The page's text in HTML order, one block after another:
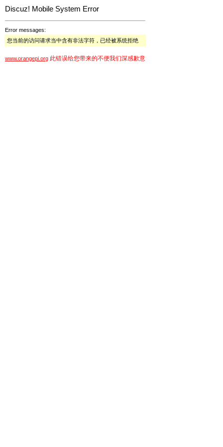
Discuz! Mobile System Error
Error messages:
您当前的访问请求当中含有非法字符，已经被系统拒绝
www.orangepi.org 此错误给您带来的不便我们深感歉意